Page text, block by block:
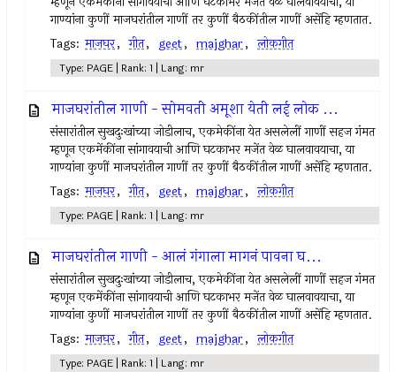
गाण्यांना कुणीं माजघरांतील गाणीं तर कुणीं बैठकींतील गाणीं असेंहि म्हणतात.
Tags: माजघर, गीत, geet, majghar, लोकगीत
Type: PAGE | Rank: 1 | Lang: mr
माजघरांतील गाणी - सोमवती अमूशा येती लई लोक ...
संसारांतील सुखदुःखांच्या जोडीलाच, एकमेकींना येत असलेलीं गाणीं सहज गंमत
म्हणून एकमेंकींना सांगावयाची आणि घटकाभर मजेंत वेळ घालवावयाचा, या
गाण्यांना कुणीं माजघरांतील गाणीं तर कुणीं बैठकींतील गाणीं असेंहि म्हणतात.
Tags: माजघर, गीत, geet, majghar, लोकगीत
Type: PAGE | Rank: 1 | Lang: mr
माजघरांतील गाणी - आलं गंगाला मागनं पावना घ...
संसारांतील सुखदुःखांच्या जोडीलाच, एकमेकींना येत असलेलीं गाणीं सहज गंमत
म्हणून एकमेंकींना सांगावयाची आणि घटकाभर मजेंत वेळ घालवावयाचा, या
गाण्यांना कुणीं माजघरांतील गाणीं तर कुणीं बैठकींतील गाणीं असेंहि म्हणतात.
Tags: माजघर, गीत, geet, majghar, लोकगीत
Type: PAGE | Rank: 1 | Lang: mr